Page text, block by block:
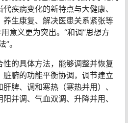
疾病变化的新特点与大健康、
养生康复、解决医患关系紧张等
意义更为突出。“和调”思想方
。
的具体方法，能够调整并恢复
腑的功能平衡协调，调节建立
脾、调和寒热（寒热并用）、
并调、气血双调、升降并用、